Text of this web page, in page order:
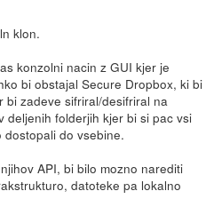
klon.
konzolni nacin z GUI kjer je
bi obstajal Secure Dropbox, ki bi
bi zadeve sifriral/desifriral na
deljenih folderjih kjer bi si pac vsi
do vsebine.
API, bi bilo mozno narediti
datoteke pa lokalno